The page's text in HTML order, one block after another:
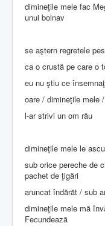
dimineţile mele fac
unui bolnav
se aştern regretele
ca o crustă pe care o
eu nu ştiu ce
oare / dimineţile mele
l-ar strivi un om rău
dimineţile mele le
sub orice pereche de
pachet de ţigări
aruncat îndărăt / sub
dimineţile mele mă
Fecundează